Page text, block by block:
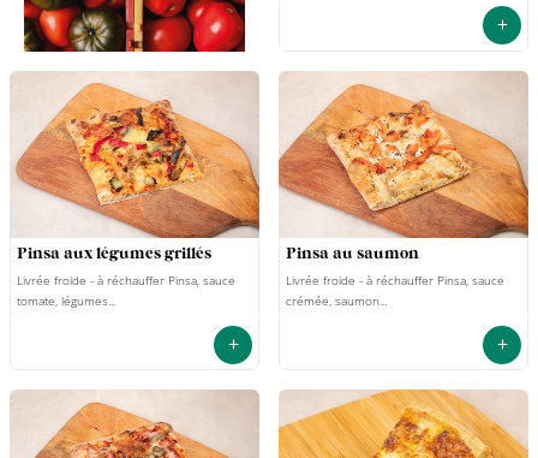
+
pinsa aux légumes grillés
Livrée froide - à réchauffer Pinsa, sauce
tomate, légumes...
+
pinsa au saumon
Livrée froide - à réchauffer Pinsa, sauce
crémée, saumon...
+